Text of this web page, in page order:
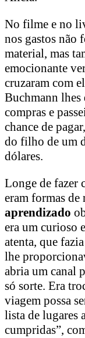
No filme e no
nos gastos não
material, mas
emocionante
cruzaram com
Buchmann
compras e
chance de
do filho de um
dólares.
Longe de fazer
eram formas
aprendizado
era um curioso
atenta, que
lhe
abria um canal
só sorte. Era
viagem possa
lista de lugares
cumpridas”,